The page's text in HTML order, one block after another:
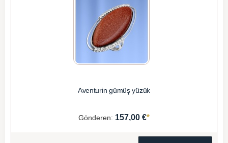
Aventurin gümüş yüzük
Gönderen: 157,00 €*